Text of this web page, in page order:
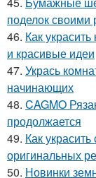
поделок своими
46. Как
и красивые идеи
47. Укрась
начинающих
48. CAGMO
продолжается
49. Как
оригинальных
50. Новинки